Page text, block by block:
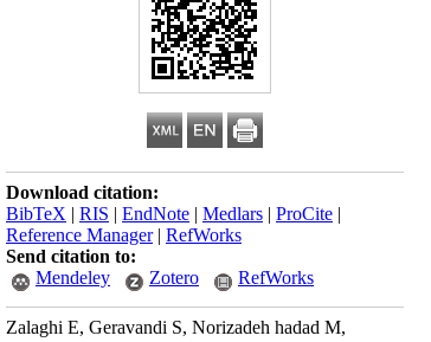
Download citation:
BibTeX | RIS | EndNote | Medlars | ProCite |
Reference Manager| RefWorks
Send citation to:
Mendeley
Zotero RefWorks
Zalaghi E, Geravandi S, Norizadeh hadad M,